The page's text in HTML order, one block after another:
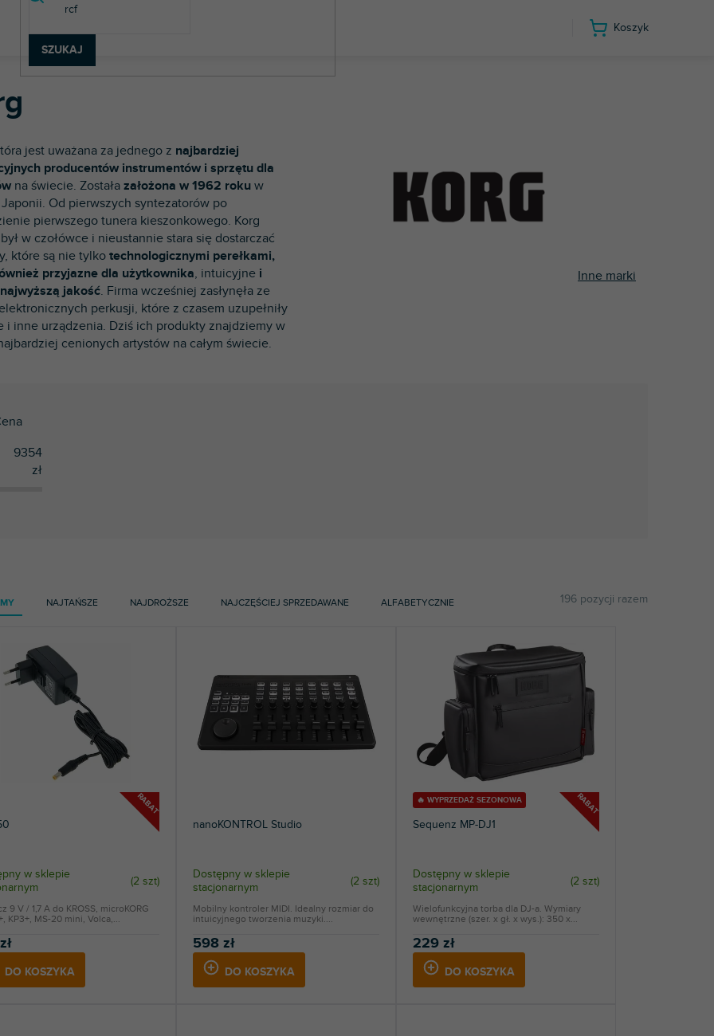
SZUKAJ
Koszyk
jest uważana za jednego z najbardziej
producentów instrumentów i sprzętu dla
na świecie. Została założona w 1962 roku w
Od pierwszych syntezatorów po
pierwszego tunera kieszonkowego. Korg
w czołówce i nieustannie stara się dostarczać
które są nie tylko technologicznymi perełkami,
przyjazne dla użytkownika, intuicyjne i
jakość. Firma wcześniej zasłynęła ze
perkusji, które z czasem uzupełniły
i inne urządzenia. Dziś ich produkty znajdziemy w
cenionych artystów na całym świecie.
Inne marki
9354
zł
NAJTAŃSZE NAJDROŻSZE NAJCZĘŚCIEJ SPRZEDAWANE ALFABETYCZNIE 196 pozycji razem
RABAT
w sklepie
(2 szt)
DO KOSZYKA
9 V / 1,7 A do KROSS, microKORG
KP3+, MS-20 mini, Volca,...
nanoKONTROL Studio
Dostępny w sklepie
stacjonarnym
(2 szt)
598 zł
DO KOSZYKA
Mobilny kontroler MIDI. Idealny rozmiar do
intuicyjnego tworzenia muzyki....
RABAT
🔥 WYPRZEDAŻ SEZONOWA
Sequenz MP-DJ1
Dostępny w sklepie
stacjonarnym
(2 szt)
229 zł
DO KOSZYKA
Wielofunkcyjna torba dla DJ-a. Wymiary
wewnętrzne (szer. x gł. x wys.): 350 x...